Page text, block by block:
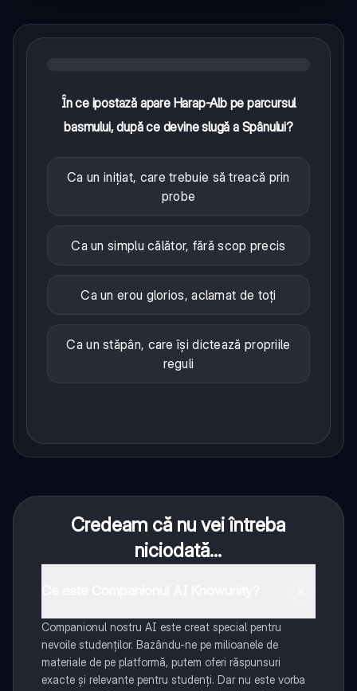
În ce ipostază apare Harap-Alb pe parcursul
basmului, după ce devine slugă a Spânului?
Ca un inițiat, care trebuie să treacă prin
probe
Ca un simplu călător, fără scop precis
Ca un erou glorios, aclamat de toți
Ca un stăpân, care își dictează propriile
reguli
Credeam că nu vei întreba
niciodată...
Companionul nostru AI este creat special pentru
nevoile studenților. Bazându-ne pe milioanele de
materiale de pe platformă, putem oferi răspunsuri
exacte și relevante pentru studenți. Dar nu este vorba